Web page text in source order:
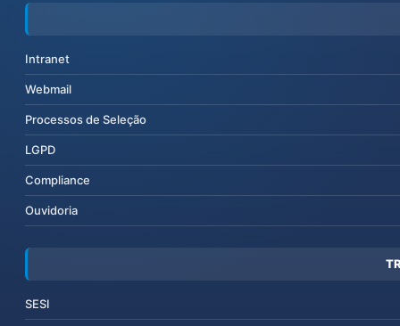
Intranet
Webmail
Processos de Seleção
LGPD
Compliance
Ouvidoria
SESI